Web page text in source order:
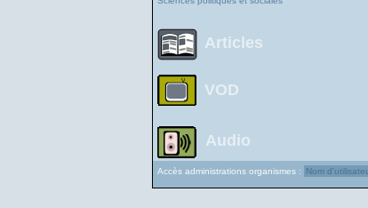
Articles
VOD
Audio
Accès administrations organismes :